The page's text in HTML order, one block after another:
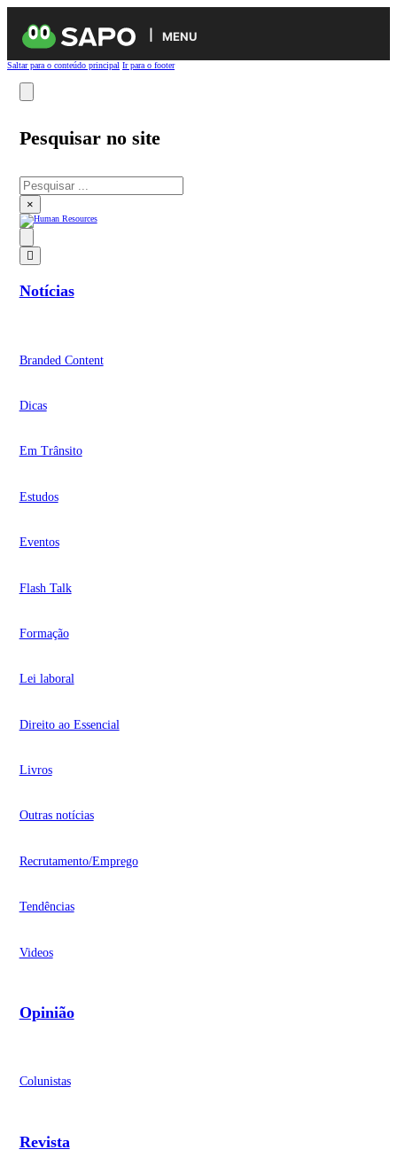
MENU
Saltar para o conteúdo principal Ir para o footer
Pesquisar no site
Pesquisar
×
Notícias
Branded Content
Dicas
Em Trânsito
Estudos
Eventos
Flash Talk
Formação
Lei laboral
Direito ao Essencial
Livros
Outras notícias
Recrutamento/Emprego
Tendências
Videos
Opinião
Colunistas
Revista